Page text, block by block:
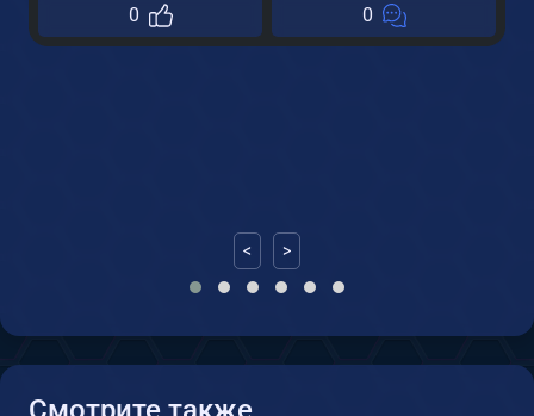
0 0
< >